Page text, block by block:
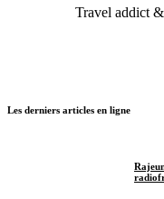
Travel addict
Les derniers articles en ligne